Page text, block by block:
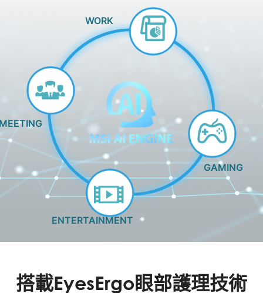
WORK
GAMING
ENTERTAINMENT
搭載EyesErgo眼部護理技術